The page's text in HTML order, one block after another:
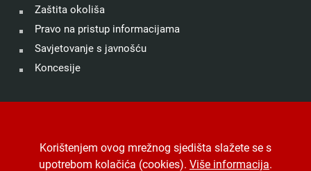
Zaštita okoliša
Pravo na pristup informacijama
Savjetovanje s javnošću
Koncesije
Digitalna pristupačnost.Jedinstveni digitalni pristupnik
Korištenjem ovog mrežnog sjedišta slažete se s
upotrebom kolačića (cookies). Više informacija.